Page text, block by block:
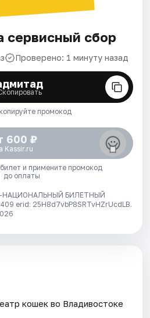
сервисный сбор
Проверено: 1 минуту назад
промокод
600 ₽
Kassir.ru
и примените промокод
до оплаты
НАЦИОНАЛЬНЫЙ БИЛЕТНЫЙ
erid: 25H8d7vbP8SRTvHZrUcdLB.
кошек во Владивостоке